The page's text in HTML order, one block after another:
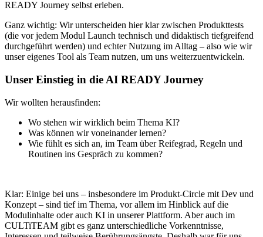
READY Journey selbst erleben.
Ganz wichtig: Wir unterscheiden hier klar zwischen Produkttests
(die vor jedem Modul Launch technisch und didaktisch tiefgreifend
durchgeführt werden) und echter Nutzung im Alltag – also wie wir
unser eigenes Tool als Team nutzen, um uns weiterzuentwickeln.
Unser Einstieg in die AI READY Journey
Wir wollten herausfinden:
Wo stehen wir wirklich beim Thema KI?
Was können wir voneinander lernen?
Wie fühlt es sich an, im Team über Reifegrad, Regeln und
Routinen ins Gespräch zu kommen?
Klar: Einige bei uns – insbesondere im Produkt-Circle mit Dev und
Konzept – sind tief im Thema, vor allem im Hinblick auf die
Modulinhalte oder auch KI in unserer Plattform. Aber auch im
CULTiTEAM gibt es ganz unterschiedliche Vorkenntnisse,